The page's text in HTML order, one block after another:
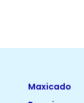
Maxicado